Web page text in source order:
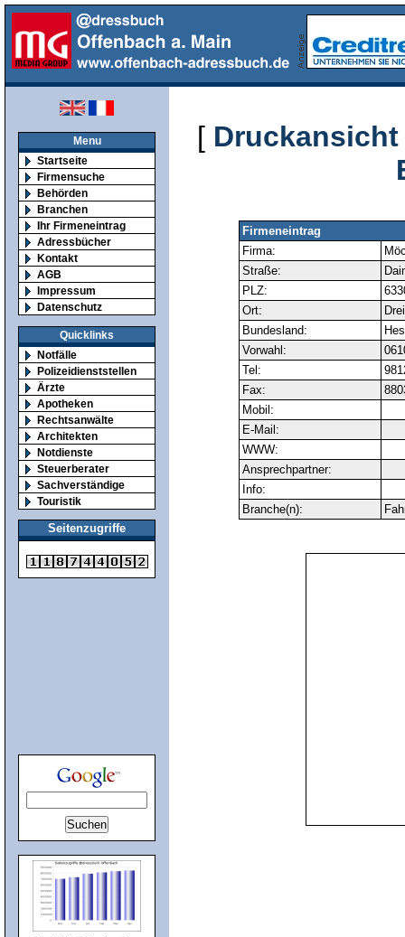
Menu
Startseite
Firmensuche
Behörden
Branchen
Ihr Firmeneintrag
Adressbücher
Kontakt
AGB
Impressum
Datenschutz
Quicklinks
Notfälle
Polizeidienststellen
Ärzte
Apotheken
Rechtsanwälte
Architekten
Notdienste
Steuerberater
Sachverständige
Touristik
Seitenzugriffe
[ Druckansicht
Firmeneintrag
Firma:
Straße:
PLZ:
Ort:
Bundesland:
Vorwahl:
Tel:
Fax:
Mobil:
E-Mail:
WWW:
Ansprechpartner:
Info:
Branche(n):